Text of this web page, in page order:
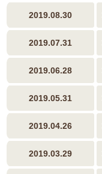
2019.08.30
2019.07.31
2019.06.28
2019.05.31
2019.04.26
2019.03.29